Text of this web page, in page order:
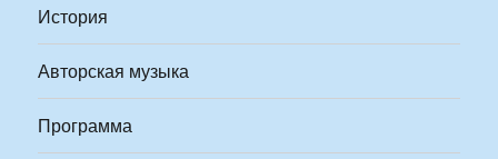
История
Авторская музыка
Программа